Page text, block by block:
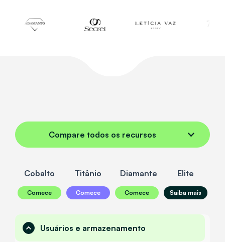
Compare todos os recursos
Cobalto
Comece
Titânio
Comece
Diamante
Comece
Elite
Saiba mais
Usuários e armazenamento